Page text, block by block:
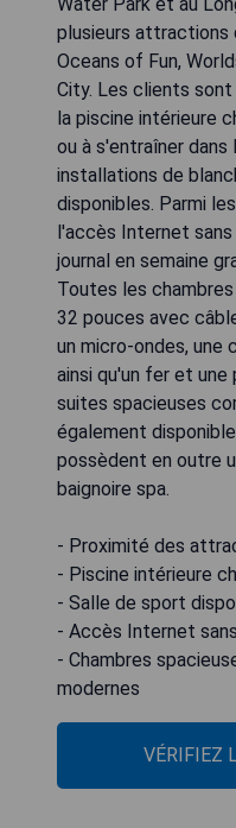
plusieurs attractions
Oceans of Fun,
City. Les clients
la piscine intérieure
ou à s'entraîner
installations de
disponibles. Parmi
l'accès Internet
journal en semaine
Toutes les
32 pouces avec
un micro-ondes, une
ainsi qu'un fer et une
suites spacieuses
également
possèdent en outre
baignoire spa.
- Proximité des
- Piscine intérieure
- Salle de sport
- Accès Internet
- Chambres
modernes
VÉRIFIEZ